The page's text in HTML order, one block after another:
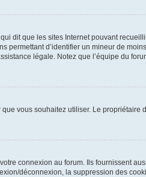
dit que les sites Internet pouvant
permettant d’identifier un mineur de
légale. Notez que l’équipe du
vous souhaitez utiliser. Le
connexion au forum. Ils fournissent
déconnexion, la suppression des